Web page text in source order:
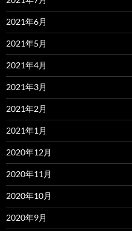
2021年6月
2021年5月
2021年4月
2021年3月
2021年2月
2021年1月
2020年12月
2020年11月
2020年10月
2020年9月